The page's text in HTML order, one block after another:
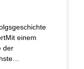
einem
der